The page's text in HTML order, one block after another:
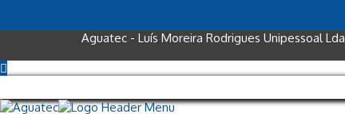
Aguatec - Luís Moreira Rodrigues Unipessoal Lda